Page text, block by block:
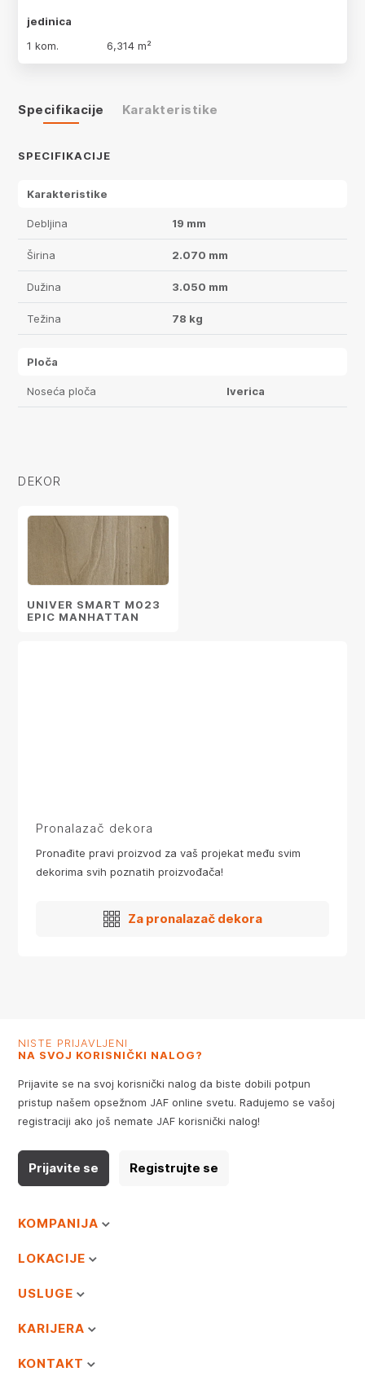
jedinica
1 kom.
6,314 m²
Specifikacije Karakteristike
SPECIFIKACIJE
Karakteristike
Debljina 19 mm
Širina 2.070 mm
Dužina 3.050 mm
Težina 78 kg
Ploča
Noseća ploča Iverica
DEKOR
UNIVER SMART M023
EPIC MANHATTAN
Pronalazač dekora
Pronađite pravi proizvod za vaš projekat među svim
dekorima svih poznatih proizvođača!
Za pronalazač dekora
NISTE PRIJAVLJENI
NA SVOJ KORISNIČKI NALOG?
Prijavite se na svoj korisnički nalog da biste dobili potpun
pristup našem opsežnom JAF online svetu. Radujemo se vašoj
registraciji ako još nemate JAF korisnički nalog!
Prijavite se Registrujte se
KOMPANIJA
LOKACIJE
USLUGE
KARIJERA
KONTAKT